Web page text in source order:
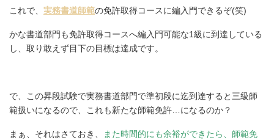
これで、 実務書道師範の免許取得コースに編入門できるぞ(笑)
かな書道部門も免許取得コースへ編入門可能な1級に到達している
し、取り敢えず目下の目標は達成です。
で、この昇段試験で実務書道部門で準初段に迄到達すると三級師
範扱いになるので、これも新たな師範免許…になるのか？
まぁ、それはさておき、
また時間的にも余裕ができたら、師範免